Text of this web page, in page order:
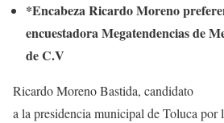
*Encabeza Ricardo Moreno
encuestadora Megatendencias de
de C.V
Ricardo Moreno Bastida, candidato
a la presidencia municipal de Toluca